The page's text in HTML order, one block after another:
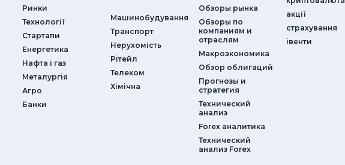
Ринки
Технології
Стартапи
Енергетика
Нафта і газ
Металургія
Агро
Банки
Машинобудування
Транспорт
Нерухомість
Рітейл
Телеком
Хімічна
Обзоры рынка
Обзоры по
компаниям и
отраслям
Макроэкономика
Обзор облигаций
Прогнозы и
стратегия
Технический
анализ
Forex аналитика
Технический
анализ Forex
акції
страхування
iвенти